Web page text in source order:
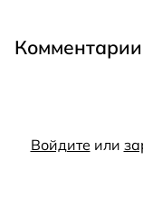
Комментарии
Войдите или